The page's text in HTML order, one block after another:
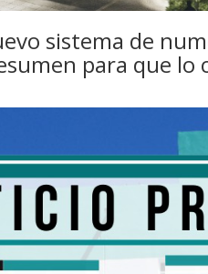
sistema de
para que lo